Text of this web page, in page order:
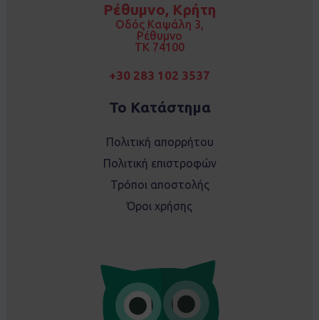
o
r
a
m
Ρέθυμνο, Κρήτη
Οδός Καψάλη 3,
Ρέθυμνο
TK 74100
+30 283 102 3537
Το Κατάστημα
Πολιτική απορρήτου
Πολιτική επιστροφών
Τρόποι αποστολής
Όροι χρήσης